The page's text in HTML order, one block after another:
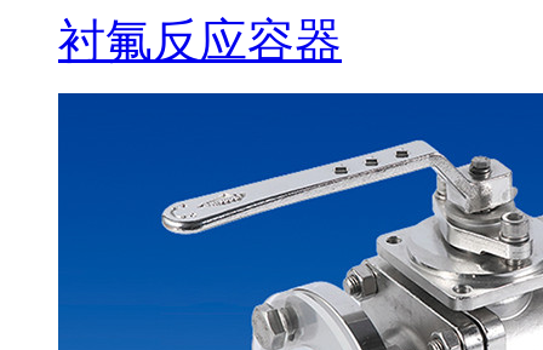
衬氟反应容器